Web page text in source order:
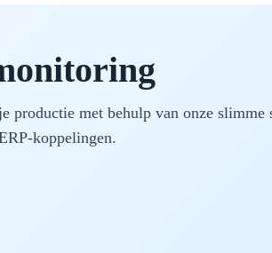
productie met behulp van onze slimme
koppelingen.